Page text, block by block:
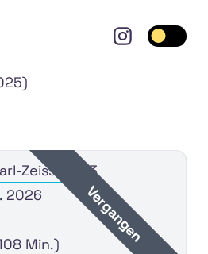
Toggle
Vergangen
Zeiss-Str. 3
2026
Min.)